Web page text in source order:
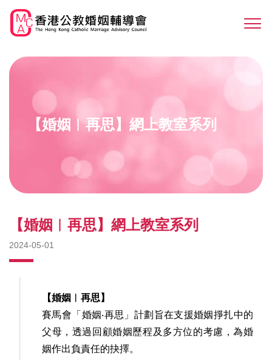
main
【婚姻︳再思】網上教室系列
【婚姻︳再思】網上教室系列
2024-05-01
【婚姻︳再思】
賽馬會「婚姻‧再思」計劃旨在支援婚姻掙扎中的
父母，透過回顧婚姻歷程及多方位的考慮，為婚
姻作出負責任的抉擇。